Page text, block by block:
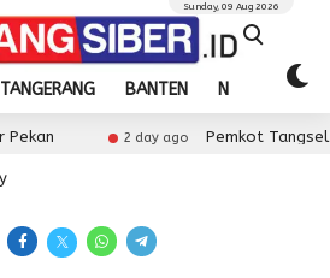
TANGERANG BANTEN NASIONAL
Sunday, 09 Aug 2026
2 day ago Pemkot Tangsel